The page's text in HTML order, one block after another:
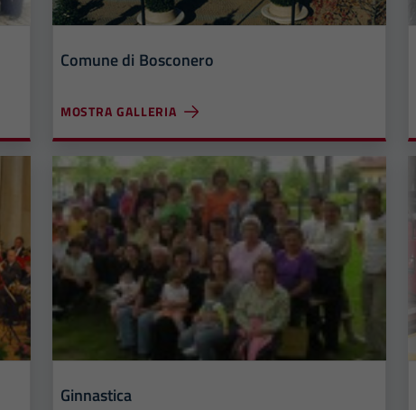
Comune di Bosconero
MOSTRA GALLERIA
Ginnastica